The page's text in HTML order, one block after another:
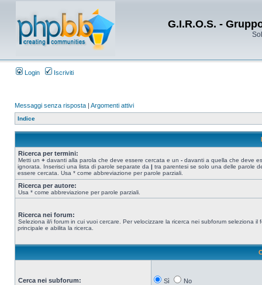
G.I.R.O.S. -
Login Iscriviti
Messaggi senza risposta | Argomenti attivi
Indice
Ricerca per termini:
Metti un + davanti alla parola che deve essere cercata e un - davanti a quella che deve
ignorata. Inserisci una lista di parole separate da | tra parentesi se solo una delle parole
essere cercata. Usa * come abbreviazione per parole parziali.
Ricerca per autore:
Usa * come abbreviazione per parole parziali.
Ricerca nei forum:
Seleziona il/i forum in cui vuoi cercare. Per velocizzare la ricerca nei subforum seleziona il
principale e abilita la ricerca.
Cerca nei subforum: Sì No